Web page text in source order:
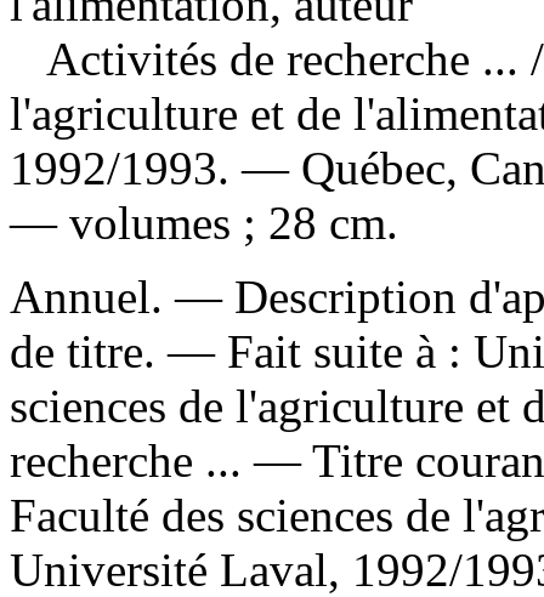
Activités de recherche ...
l'agriculture et de
1992/1993. — Québec,
— volumes ; 28 cm.
Annuel. — Description
de titre. — Fait suite à :
sciences de l'agriculture et
recherche ... —Titre
Faculté des sciences de
Université Laval, 1992/